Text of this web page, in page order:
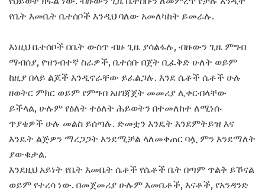
የቤት እመቤት ቤተሰቦች እንዲህ ባለው አመለካከት ይመራሉ.
እነዚህ ቤተሰቦች በቤት ውስጥ ብዙ ጊዜ ያሳልፋሉ, ብዙውን ጊዜ ምግብ
ማብሰያ, የዝንብተኛ ስራዎች, ቤተሰቡ በጀት ቢፈቅድ ሁለት ወይም
ከዚያ በላይ ልጆች እንዲኖራቸው ይፈልጋሉ. እንደ ሴቶች ሴቶች ሁሉ
ዘወትር ምክር ወይም የምግብ አዘገጃጀት መመሪያ ሊቀርብላቸው
ይችላል, ሁሉም የዕለት ተዕለት ሕይወትን በተመለከተ ለሚነሱ
ጥያቄዎች ሁሉ መልስ ይሰጣሉ. ድመቷን እንዴት እንደምትይዝ እና
እንዴት ልጅዎን ማረጋጋት እንደሚቻል ላለመቀጠር ባሏ ምን እንደማለት
ያውቁታል.
እንደዚህ አይነት የቤት እመቤት ሴቶች የሴቶች ቤት በጣም ጥልቅ ይኾናል
ወይም የተረሳ ነው. በመጀመሪያ ሁሉም እመቤቶች, እናቶች, የአንዳንድ